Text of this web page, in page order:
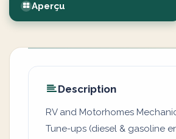
Aperçu
Description
RV and Motorhomes
Tune-ups (diesel & gasoline